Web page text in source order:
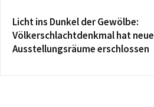
Licht ins Dunkel der Gewölbe:
Völkerschlachtdenkmal hat neue
Ausstellungsräume erschlossen